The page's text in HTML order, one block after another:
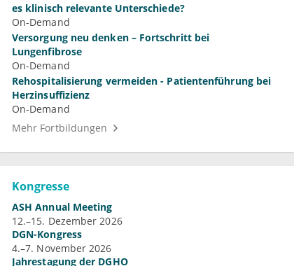
es klinisch relevante Unterschiede?
On-Demand
Versorgung neu denken – Fortschritt bei
Lungenfibrose
On-Demand
Rehospitalisierung vermeiden - Patientenführung bei
Herzinsuffizienz
On-Demand
Mehr Fortbildungen
Kongresse
ASH Annual Meeting
12.–15. Dezember 2026
DGN-Kongress
4.–7. November 2026
Jahrestagung der DGHO